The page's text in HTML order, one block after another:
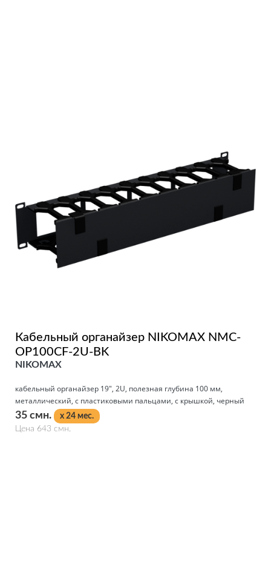
Кабельный органайзер NIKOMAX NMC-
OP100CF-2U-BK
NIKOMAX
кабельный органайзер 19", 2U, полезная глубина 100 мм,
металлический, с пластиковыми пальцами, с крышкой, черный
35 смн.
x 24 мес.
Цена 643 смн.